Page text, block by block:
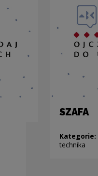
SZAFA
Kategorie:
technika